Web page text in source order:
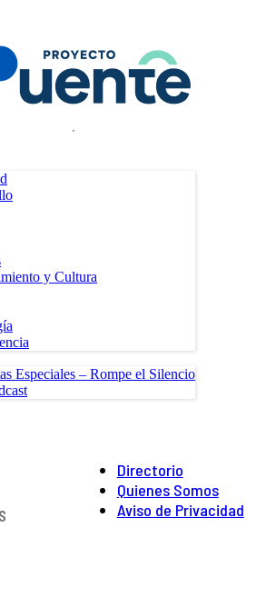
.
y Cultura
Especiales – Rompe el Silencio
Directorio
Quienes Somos
Aviso de Privacidad